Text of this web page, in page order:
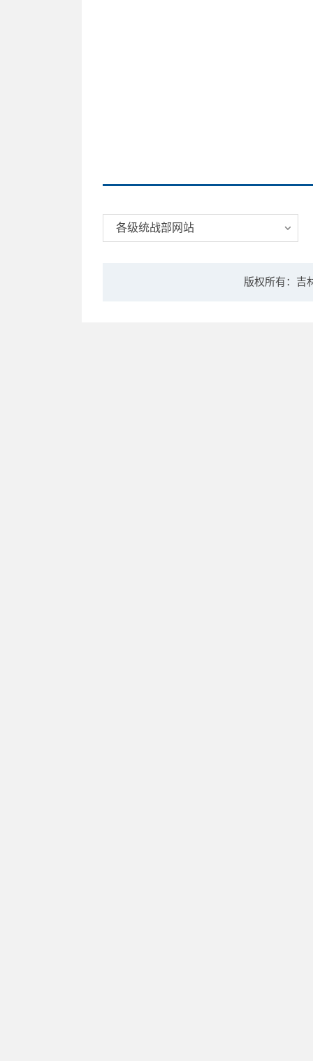
各级统战部网站
版权所有：吉